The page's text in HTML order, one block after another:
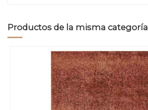
Productos de la misma categoría